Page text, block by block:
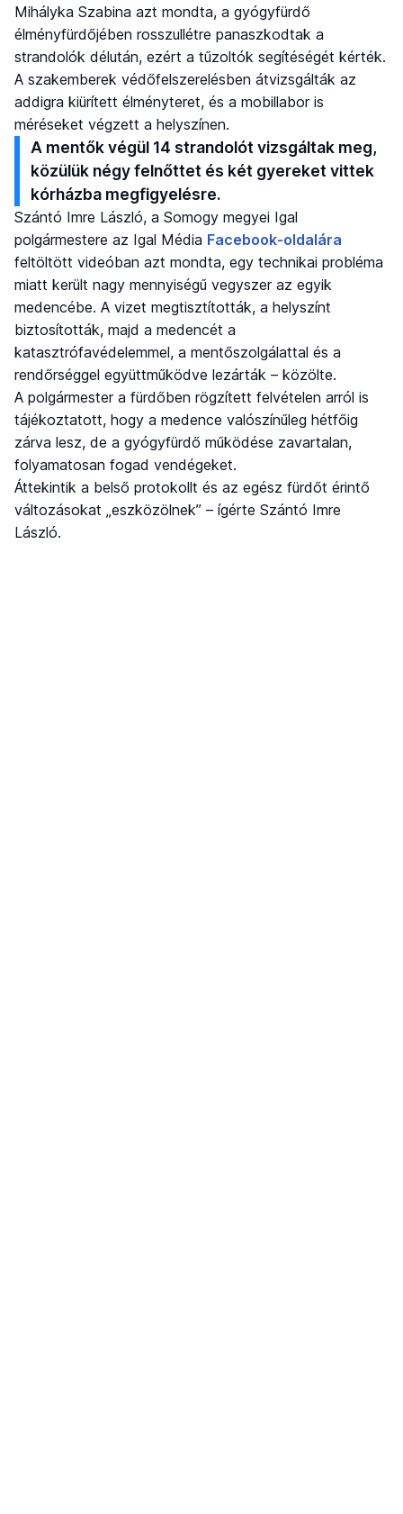
Mihályka Szabina azt mondta, a gyógyfürdő
élményfürdőjében rosszullétre panaszkodtak a
strandolók délután, ezért a tűzoltók segítéségét kérték.
A szakemberek védőfelszerelésben átvizsgálták az
addigra kiürített élményteret, és a mobillabor is
méréseket végzett a helyszínen.
A mentők végül 14 strandolót vizsgáltak meg,
közülük négy felnőttet és két gyereket vittek
kórházba megfigyelésre.
Szántó Imre László, a Somogy megyei Igal
polgármestere az Igal Média Facebook-oldalára
feltöltött videóban azt mondta, egy technikai probléma
miatt került nagy mennyiségű vegyszer az egyik
medencébe. A vizet megtisztították, a helyszínt
biztosították, majd a medencét a
katasztrófavédelemmel, a mentőszolgálattal és a
rendőrséggel együttműködve lezárták – közölte.
A polgármester a fürdőben rögzített felvételen arról is
tájékoztatott, hogy a medence valószínűleg hétfőig
zárva lesz, de a gyógyfürdő működése zavartalan,
folyamatosan fogad vendégeket.
Áttekintik a belső protokollt és az egész fürdőt érintő
változásokat „eszközölnek” – ígérte Szántó Imre
László.